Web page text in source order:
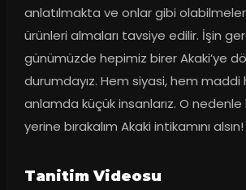
anlatılmakta ve onlar gibi
ürünleri almaları tavsiye edilir. İşin
günümüzde hepimiz birer Akaki’ye
durumdayız. Hem siyasi, hem
anlamda küçük insanlarız. O
yerine bırakalım Akaki intikamını alsın!
Tanitim Videosu